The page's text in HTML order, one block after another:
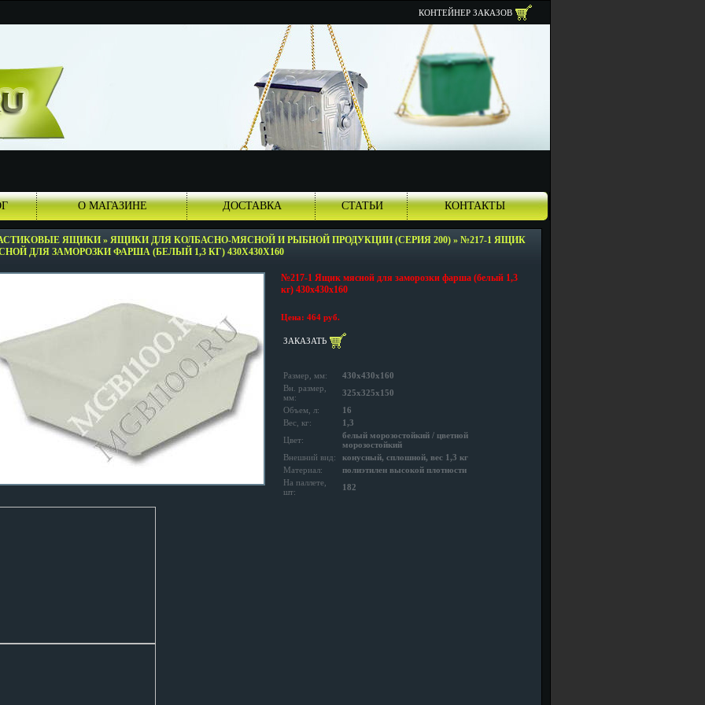
КОНТЕЙНЕР ЗАКАЗОВ
О МАГАЗИНЕ ДОСТАВКА СТАТЬИ КОНТАКТЫ
ЯЩИКИ » ЯЩИКИ ДЛЯ КОЛБАСНО-МЯСНОЙ И РЫБНОЙ ПРОДУКЦИИ (СЕРИЯ 200) » №217-1 ЯЩИК
ДЛЯ ЗАМОРОЗКИ ФАРША (БЕЛЫЙ 1,3 КГ) 430X430X160
№217-1 Ящик мясной для заморозки фарша (белый 1,3
кг) 430x430x160
Цена: 464 руб.
ЗАКАЗАТЬ
Размер, мм:
430x430x160
Вн. размер,
мм:
325x325x150
Объем, л:
16
Вес, кг:
1,3
Цвет:
белый морозостойкий / цветной
морозостойкий
Внешний вид:
конусный, сплошной, вес 1,3 кг
Материал:
полиэтилен высокой плотности
На паллете,
шт:
182